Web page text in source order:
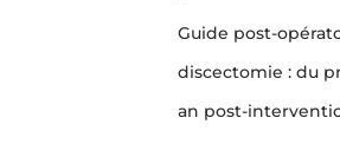
Guide post-
discectomie : du
an post-